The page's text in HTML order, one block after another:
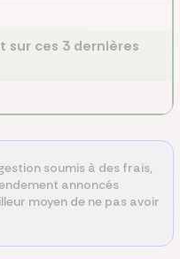
sur ces 3 dernières
soumis à des frais,
annoncés
moyen de ne pas avoir